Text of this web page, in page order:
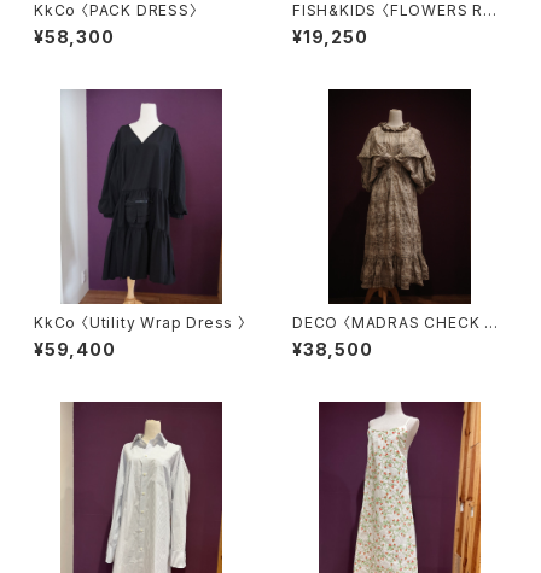
KkCo 〈PACK DRESS〉
¥58,300
FISH&KIDS 〈FLOWERS RO
MANTIC DRESS〉
¥19,250
KkCo 〈Utility Wrap Dress 〉
¥59,400
DECO 〈MADRAS CHECK O
NEPIECE〉
¥38,500